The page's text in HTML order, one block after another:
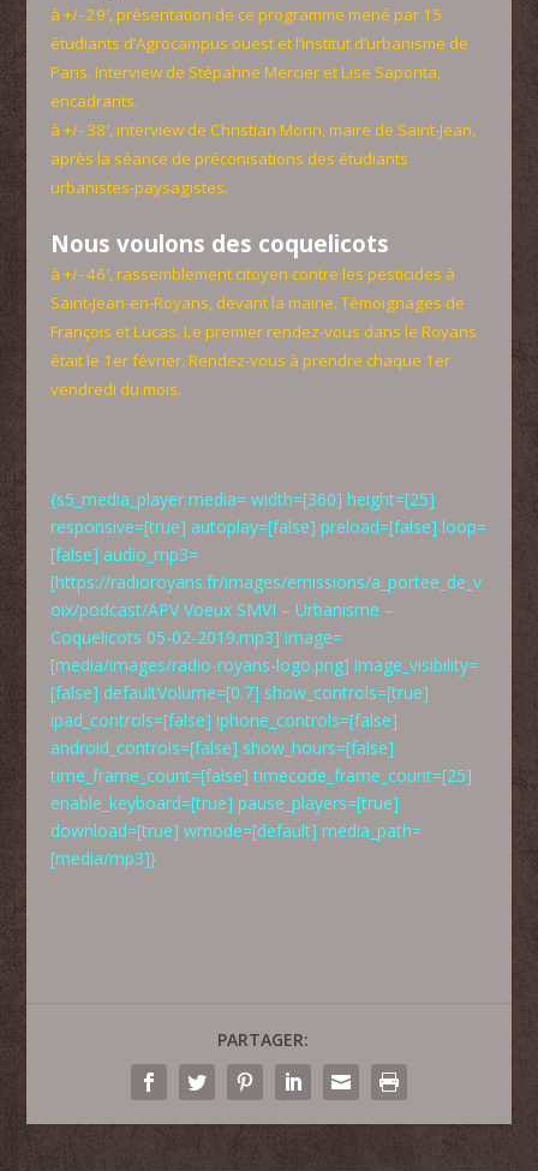
à +/- 29′, présentation de ce programme mené par 15
étudiants d’Agrocampus ouest et l’institut d’urbanisme de
Paris. Interview de Stépahne Mercier et Lise Saporita,
encadrants.
à +/- 38′, interview de Christian Morin, maire de Saint-Jean,
après la séance de préconisations des étudiants
urbanistes-paysagistes.
Nous voulons des coquelicots
à +/- 46′, rassemblement citoyen contre les pesticides à
Saint-Jean-en-Royans, devant la mairie. Témoignages de
François et Lucas. Le premier rendez-vous dans le Royans
était le 1er février. Rendez-vous à prendre chaque 1er
vendredi du mois.
{s5_media_player media= width=[360] height=[25]
responsive=[true] autoplay=[false] preload=[false] loop=
[false] audio_mp3=
[https://radioroyans.fr/images/emissions/a_portee_de_v
oix/podcast/APV Voeux SMVI – Urbanisme –
Coquelicots 05-02-2019.mp3] image=
[media/images/radio-royans-logo.png] image_visibility=
[false] defaultVolume=[0.7] show_controls=[true]
ipad_controls=[false] iphone_controls=[false]
android_controls=[false] show_hours=[false]
time_frame_count=[false] timecode_frame_count=[25]
enable_keyboard=[true] pause_players=[true]
download=[true] wmode=[default] media_path=
[media/mp3]}
PARTAGER: